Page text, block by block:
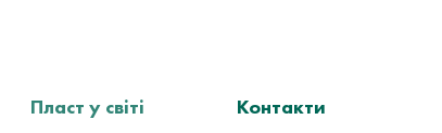
Пласт у світі
Контакти